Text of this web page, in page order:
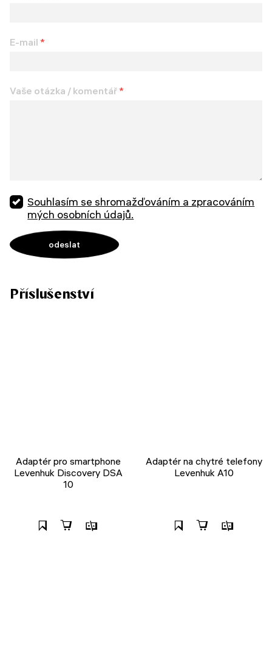
E-mail *
Vaše otázka / komentář*
Souhlasím se shromažďováním a zpracováním
mých osobních údajů.
Příslušenství
Adaptér pro smartphone
Levenhuk Discovery DSA
10
Adaptér na chytré telefony
Levenhuk A10